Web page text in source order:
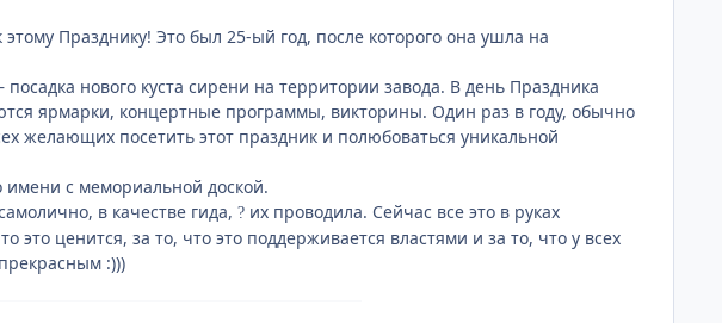
Празднику! Это был 25-ый год, после которого она ушла на
нового куста сирени на территории завода. В день Праздника
ярмарки, концертные программы, викторины. Один раз в году, обычно
желающих посетить этот праздник и полюбоваться уникальной
имени с мемориальной доской.
в качестве гида, ? их проводила. Сейчас все это в руках
это ценится, за то, что это поддерживается властями и за то, что у всех
:)))